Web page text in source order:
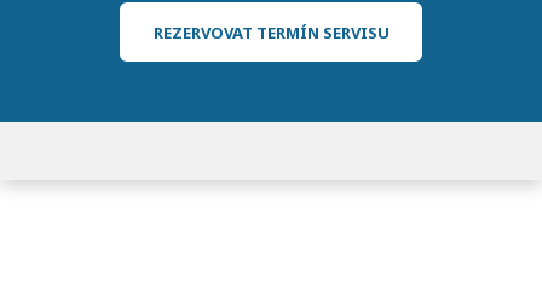
REZERVOVAT TERMÍN SERVISU